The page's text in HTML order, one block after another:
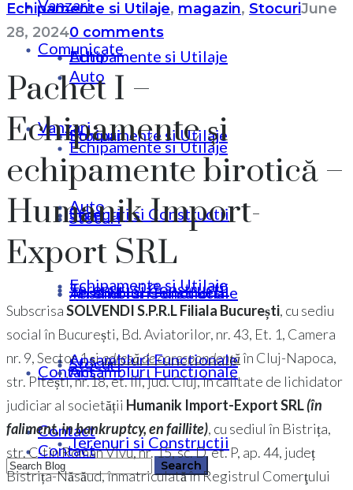
Echipamente si Utilaje
Stocuri
Terenuri si Constructii
Ansambluri Functionale
Contact
Auto
Echipamente si Utilaje
Stocuri
Terenuri si Constructii
Ansambluri Functionale
Contact
Vanzari
Auto
Echipamente si Utilaje
Stocuri
Terenuri si Constructii
Ansambluri Functionale
Contact
Comunicate
Vanzari
Auto
Echipamente si Utilaje
Stocuri
Terenuri si Constructii
Echipamente si Utilaje, magazin, StocuriJune
28, 20240 comments
Pachet I –
Echipamente și
echipamente birotică –
Humanik Import-
Export SRL
SubscrisaSOLVENDI S.P.R.L Filiala București, cu sediu
social în București, Bd. Aviatorilor, nr. 43, Et. 1, Camera
nr. 9, Sector 1 șiadresă de corespondențăîn Cluj-Napoca,
str. Pitești, nr.18, et. III, jud. Cluj, în calitate de lichidator
judiciar al societății Humanik Import-Export SRL(în
faliment, in bankruptcy, en faillite), cu sediul în Bistrița,
str. C-tin Roman Vivu, nr. 15, sc. D, et. P, ap. 44, județ
Bistrița-Năsăud, înmatriculată în Registrul Comerţului